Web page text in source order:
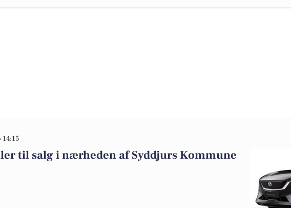
til salg i nærheden af Syddjurs Kommune